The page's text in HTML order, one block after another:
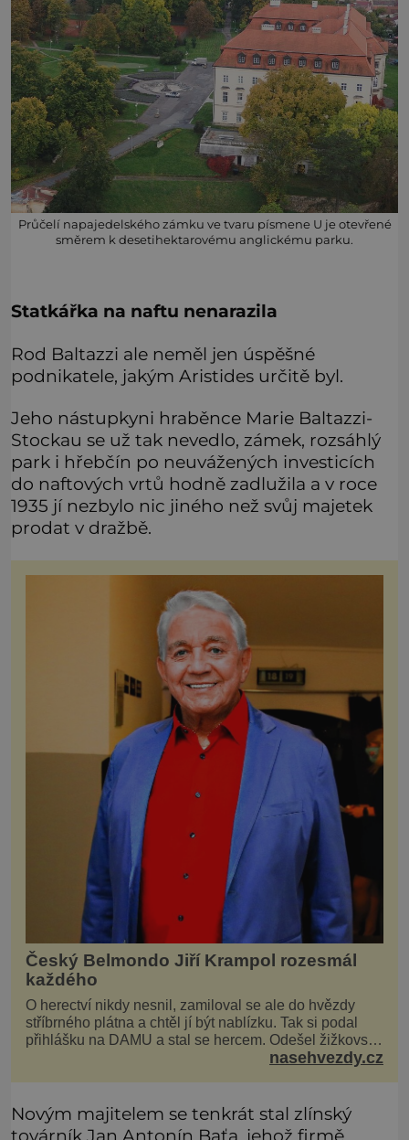
Průčelí napajedelského zámku ve tvaru písmene U je otevřené
směrem k desetihektarovému anglickému parku.
Statkářka na naftu nenarazila
Rod Baltazzi ale neměl jen úspěšné
podnikatele, jakým Aristides určitě byl.
Jeho nástupkyni hraběnce Marie Baltazzi-
Stockau se už tak nevedlo, zámek, rozsáhlý
park i hřebčín po neuvážených investicích
do naftových vrtů hodně zadlužila a v roce
1935 jí nezbylo nic jiného než svůj majetek
prodat v dražbě.
Český Belmondo Jiří Krampol rozesmál
každého
O herectví nikdy nesnil, zamiloval se ale do hvězdy
stříbrného plátna a chtěl jí být nablízku. Tak si podal
přihlášku na DAMU a stal se hercem. Odešel žižkovský
matador, který všude rozdával humor, i když jemu
nasehvezdy.cz
Novým majitelem se tenkrát stal zlínský
továrník Jan Antonín Baťa, jehož firmě